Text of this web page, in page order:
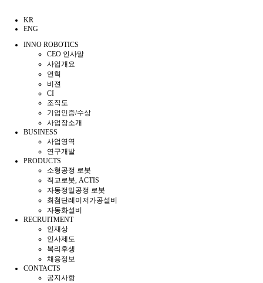
KR
ENG
INNO ROBOTICS
CEO 인사말
사업개요
연혁
비젼
CI
조직도
기업인증/수상
사업장소개
BUSINESS
사업영역
연구개발
PRODUCTS
소형공정 로봇
직교로봇, ACTIS
자동정밀공정 로봇
최첨단레이저가공설비
자동화설비
RECRUITMENT
인재상
인사제도
복리후생
채용정보
CONTACTS
공지사항